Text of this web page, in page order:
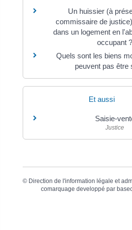
Un huissier (à
commissaire de
dans un logement en
occupant ?
Quels sont les biens
peuvent pas être
Et aussi
Saisie-
Justice
© Direction de l'information légale et
comarquage developpé par